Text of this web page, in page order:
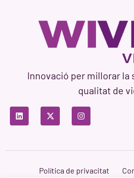
Innovació per millorar la
qualitat de
Política de privacitat